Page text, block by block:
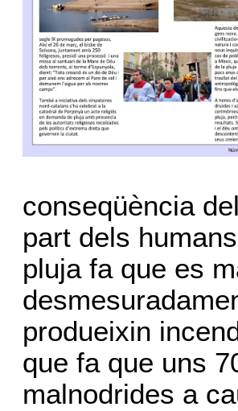
conseqüència
part dels
pluja fa que es
produeixin
que fa que uns
malnodrides a